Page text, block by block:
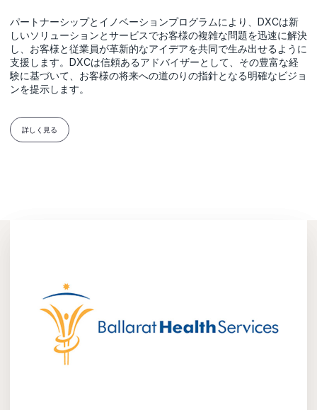
パートナーシップとイノベーションプログラムにより、DXCは新
しいソリューションとサービスでお客様の複雑な問題を迅速に解決
し、お客様と従業員が革新的なアイデアを共同で生み出せるように
支援します。DXCは信頼あるアドバイザーとして、その豊富な経
験に基づいて、お客様の将来への道のりの指針となる明確なビジョ
ンを提示します。
詳しく見る